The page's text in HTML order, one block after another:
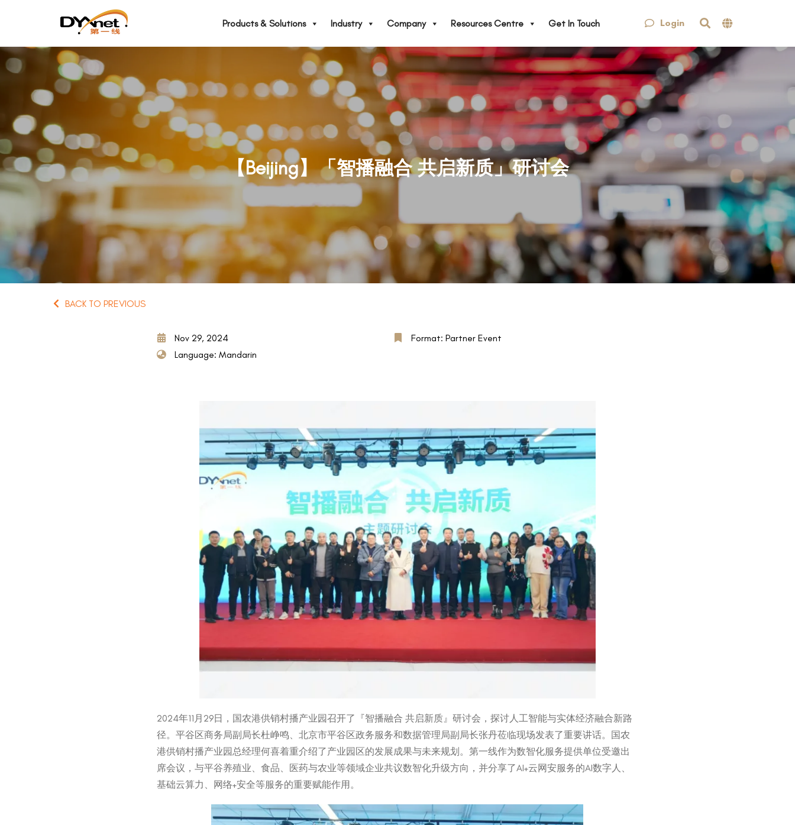
Products & Solutions Industry Company Resources Centre Get In Touch Login
【Beijing】「智播融合 共启新质」研讨会
BACK TO PREVIOUS
Nov 29, 2024
Language: Mandarin
Format: Partner Event
2024年11月29日，国农港供销村播产业园召开了『智播融合 共启新质』研讨会，探讨人工智能与实体经济融合新路
径。平谷区商务局副局长杜峥鸣、北京市平谷区政务服务和数据管理局副局长张丹莅临现场发表了重要讲话。国农
港供销村播产业园总经理何喜着重介绍了产业园区的发展成果与未来规划。第一线作为数智化服务提供单位受邀出
席会议，与平谷养殖业、食品、医药与农业等领域企业共议数智化升级方向，并分享了AI+云网安服务的AI数字人、
基础云算力、网络+安全等服务的重要赋能作用。